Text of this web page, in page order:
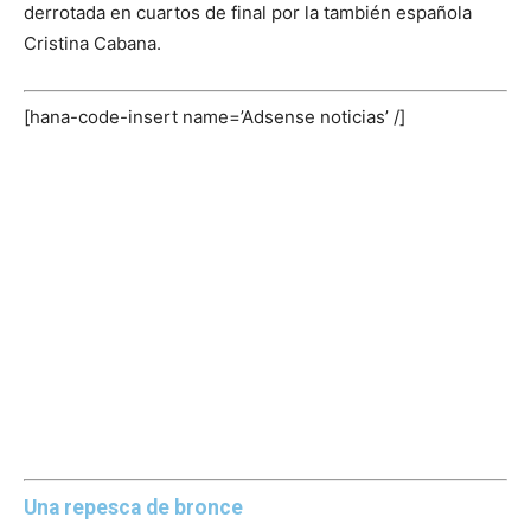
derrotada en cuartos de final por la también española
Cristina Cabana.
[hana-code-insert name=’Adsense noticias’ /]
Una repesca de bronce